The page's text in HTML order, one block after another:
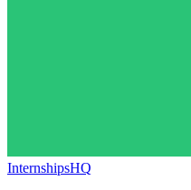
InternshipsHQ